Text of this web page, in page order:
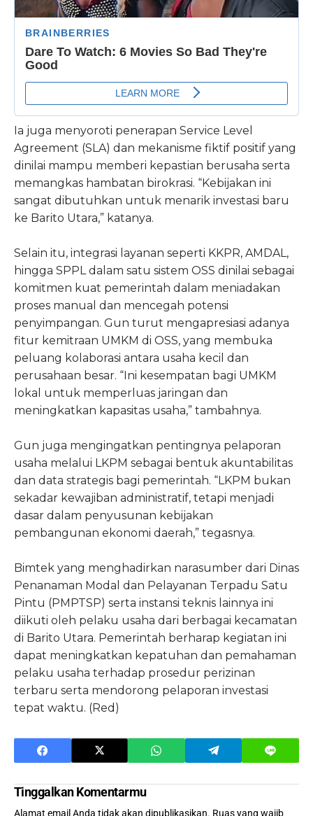
Ia juga menyoroti penerapan Service Level
Agreement (SLA) dan mekanisme fiktif positif yang
dinilai mampu memberi kepastian berusaha serta
memangkas hambatan birokrasi. “Kebijakan ini
sangat dibutuhkan untuk menarik investasi baru
ke Barito Utara,” katanya.
Selain itu, integrasi layanan seperti KKPR, AMDAL,
hingga SPPL dalam satu sistem OSS dinilai sebagai
komitmen kuat pemerintah dalam meniadakan
proses manual dan mencegah potensi
penyimpangan. Gun turut mengapresiasi adanya
fitur kemitraan UMKM di OSS, yang membuka
peluang kolaborasi antara usaha kecil dan
perusahaan besar. “Ini kesempatan bagi UMKM
lokal untuk memperluas jaringan dan
meningkatkan kapasitas usaha,” tambahnya.
Gun juga mengingatkan pentingnya pelaporan
usaha melalui LKPM sebagai bentuk akuntabilitas
dan data strategis bagi pemerintah. “LKPM bukan
sekadar kewajiban administratif, tetapi menjadi
dasar dalam penyusunan kebijakan
pembangunan ekonomi daerah,” tegasnya.
Bimtek yang menghadirkan narasumber dari Dinas
Penanaman Modal dan Pelayanan Terpadu Satu
Pintu (PMPTSP) serta instansi teknis lainnya ini
diikuti oleh pelaku usaha dari berbagai kecamatan
di Barito Utara. Pemerintah berharap kegiatan ini
dapat meningkatkan kepatuhan dan pemahaman
pelaku usaha terhadap prosedur perizinan
terbaru serta mendorong pelaporan investasi
tepat waktu. (Red)
Tinggalkan Komentarmu
Alamat email Anda tidak akan dipublikasikan. Ruas yang wajib